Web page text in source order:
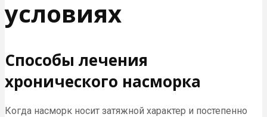
условиях
Способы лечения
хронического насморка
Когда насморк носит затяжной характер и постепенно